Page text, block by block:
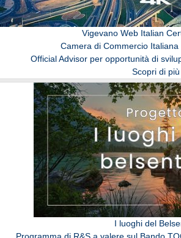
Vigevano Web Italian
Camera di Commercio Italiana
Official Advisor per opportunità di
Scopri di più
I luoghi del